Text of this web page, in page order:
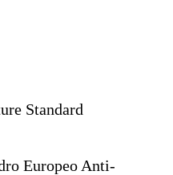
Standard
Europeo Anti-